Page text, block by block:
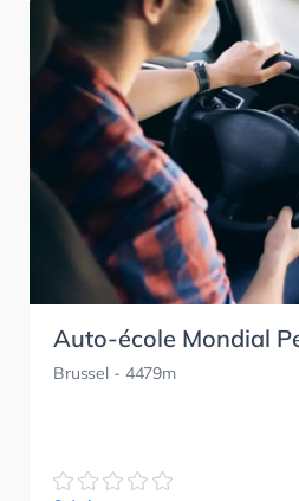
Auto-école Mondial
Brussel - 4479m